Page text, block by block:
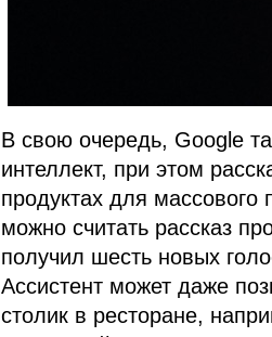
В свою очередь, Google
интеллект, при этом
продуктах для
можно считать рассказ
получил шесть новых
Ассистент может даже
столик в ресторане,